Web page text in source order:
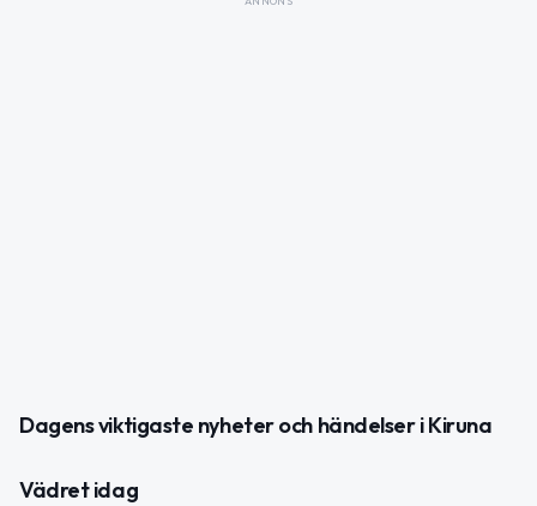
Dagens viktigaste nyheter och händelser i Kiruna
Vädret idag